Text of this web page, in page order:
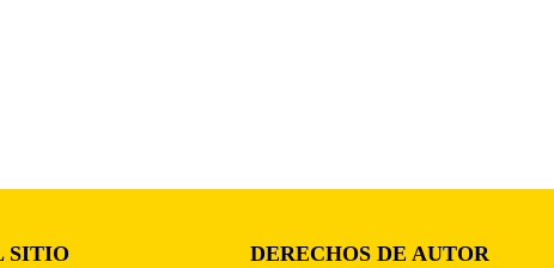
SITIO DERECHOS DE AUTOR